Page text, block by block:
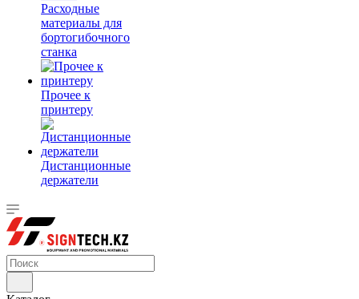
Расходные
материалы для
бортогибочного
станка
Прочее к
принтеру
Дистанционные
держатели